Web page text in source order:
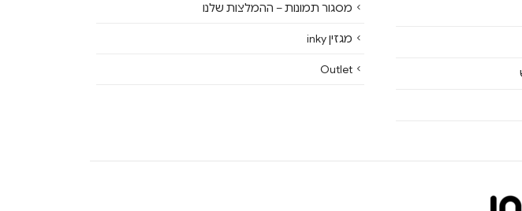
מסגור תמונות – ההמלצות שלנו
מגזין inky
Outlet